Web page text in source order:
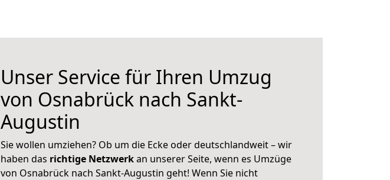
Unser Service für Ihren Umzug
von Osnabrück nach Sankt-
Augustin
Sie wollen umziehen? Ob um die Ecke oder deutschlandweit – wir
haben das richtige Netzwerkan unserer Seite, wenn es Umzüge
von Osnabrück nach Sankt-Augustin geht! Wenn Sie nicht